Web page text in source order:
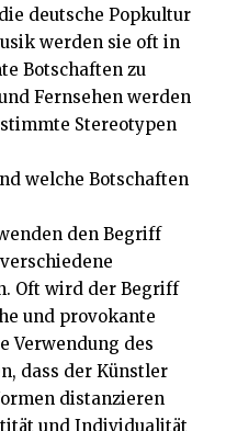
deutsche Popkultur
werden sie oft in
Botschaften zu
Fernsehen werden
Stereotypen
welche Botschaften
den Begriff
Oft wird der Begriff
und provokante
Verwendung des
dass der Künstler
distanzieren
und Individualität